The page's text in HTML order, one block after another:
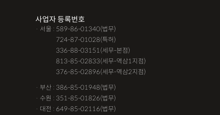
사업자 등록번호
· 서울 : 589-86-01340(법무)
724-87-01028(특허)
336-88-03151(세무-본점)
813-85-02833(세무-역삼1지점)
376-85-02896(세무-역삼2지점)
· 부산 : 386-85-01948(법무)
· 수원 : 351-85-01826(법무)
· 대전 : 649-85-02116(법무)